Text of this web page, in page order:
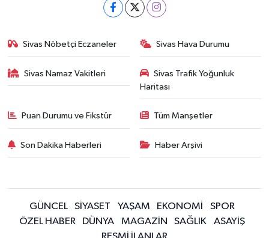
Sivas Nöbetçi Eczaneler Sivas Hava Durumu
Sivas Namaz Vakitleri
Sivas Trafik Yoğunluk
Haritası
Puan Durumu ve Fikstür Tüm Manşetler
Son Dakika Haberleri Haber Arşivi
GÜNCEL SİYASET YAŞAM EKONOMİ
SPOR
ÖZEL HABER
DÜNYA MAGAZİN SAĞLIK
ASAYİŞ